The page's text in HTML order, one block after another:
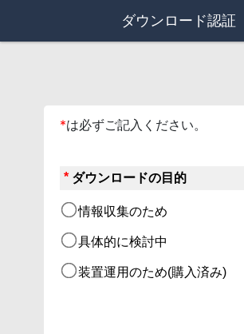
ダウンロード認証
*は必ずご記入ください。
* ダウンロードの目的
情報収集のため
具体的に検討中
装置運用のため(購入済み)